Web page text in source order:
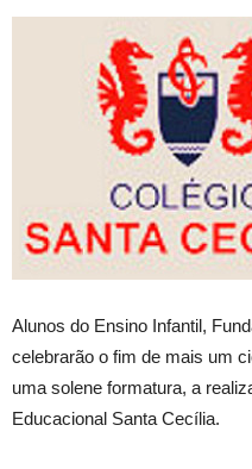
Alunos do Ensino Infantil,
celebrarão o fim de mais um
uma solene formatura, a
Educacional Santa Cecília.